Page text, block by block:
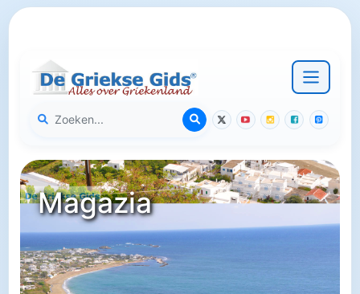
Magazia